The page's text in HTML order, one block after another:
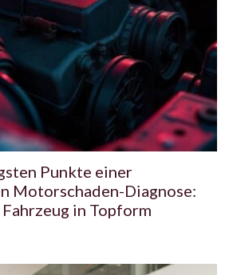
Punkte einer
Motorschaden-Diagnose:
in Topform